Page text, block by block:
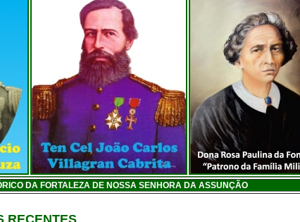
DA FORTALEZA DE NOSSA SENHORA DA ASSUNÇÃO
RECENTES